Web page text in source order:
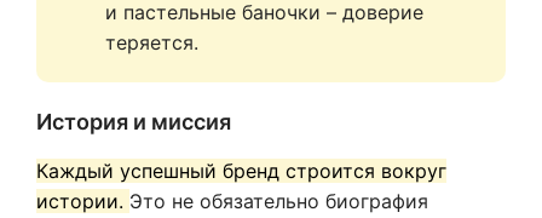
и пастельные баночки – доверие
теряется.
История и миссия
Каждый успешный бренд строится вокруг
истории. Это не обязательно биография